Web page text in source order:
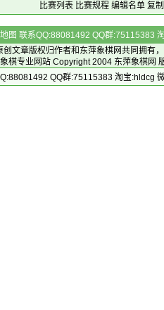
比赛列表 比赛规程 编辑名单 复
图 联系QQ:88081492 QQ群:75115383
创文章版权归作者和 东萍象棋网共同拥有
棋专业网站 Copyright 2004 东萍象棋网
QQ群:75115383 淘宝:hldcg